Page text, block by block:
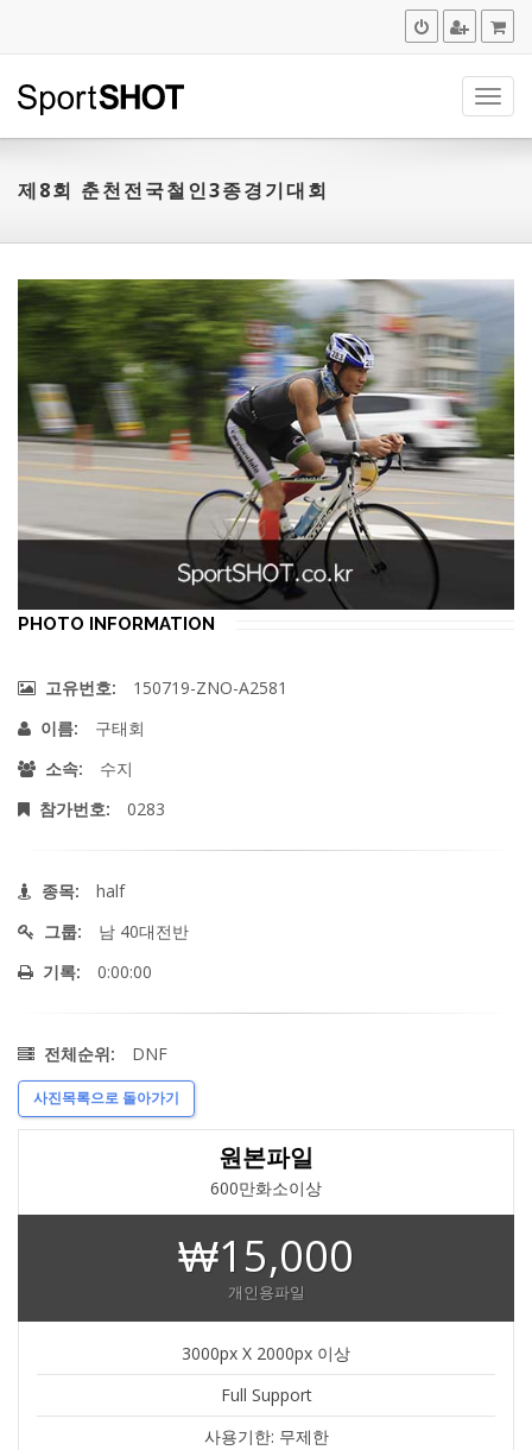
제8회 춘천전국철인3종경기대회
PHOTO INFORMATION
고유번호: 150719-ZNO-A2581
이름: 구태회
소속: 수지
참가번호: 0283
종목: half
그룹: 남 40대전반
기록: 0:00:00
전체순위: DNF
사진목록으로 돌아가기
원본파일
600만화소이상
₩15,000
개인용파일
3000px X 2000px 이상
Full Support
사용기한: 무제한